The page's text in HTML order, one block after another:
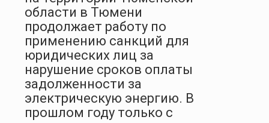
области в Тюмени
продолжает работу по
применению санкций для
юридических лиц за
нарушение сроков оплаты
задолженности за
электрическую энергию. В
прошлом году только с